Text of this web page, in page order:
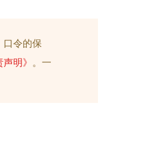
令的保
明》 。一